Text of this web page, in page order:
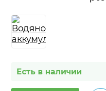
Есть в наличии